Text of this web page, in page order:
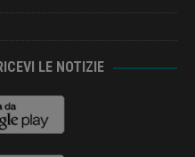
LE NOTIZIE